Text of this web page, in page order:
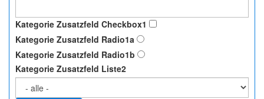
Kategorie Zusatzfeld Checkbox1
Kategorie Zusatzfeld Radio1a
Kategorie Zusatzfeld Radio1b
Kategorie Zusatzfeld Liste2